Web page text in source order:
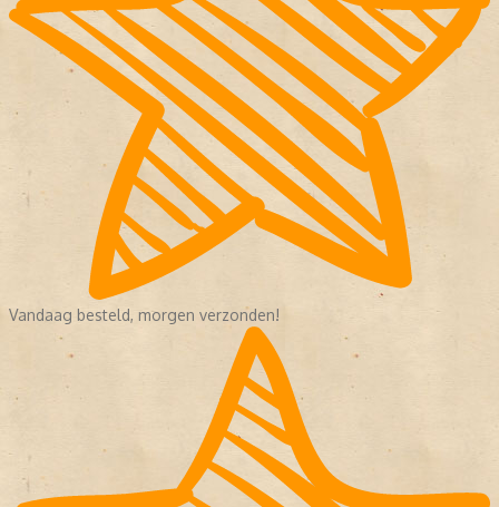
Vandaag besteld, morgen verzonden!